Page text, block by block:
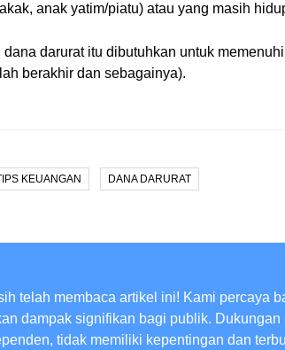
anak yatim/piatu) atau yang masih
dana darurat itu dibutuhkan untuk
berakhir dan sebagainya).
KEUANGAN DANA DARURAT
telah membaca artikel ini! Kami percaya
dampak signifikan bagi publik.
tidak memiliki kepentingan dan